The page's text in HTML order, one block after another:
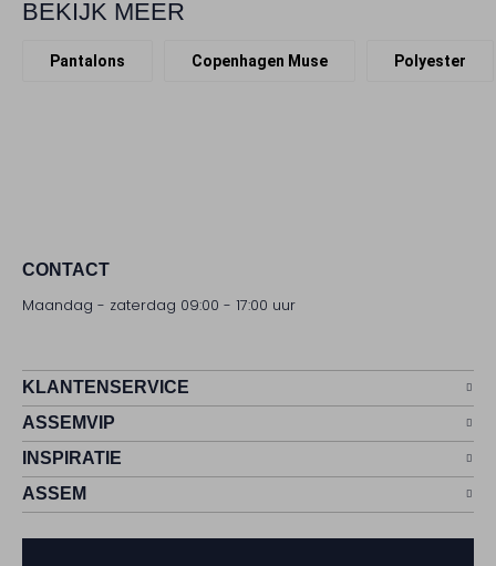
BEKIJK MEER
Pantalons Copenhagen Muse Polyester
CONTACT
Maandag - zaterdag 09:00 - 17:00 uur
KLANTENSERVICE
ASSEMVIP
INSPIRATIE
ASSEM